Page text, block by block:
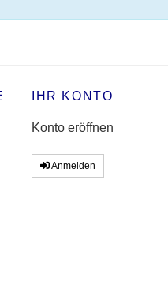
IHR KONTO
Konto eröffnen
Anmelden